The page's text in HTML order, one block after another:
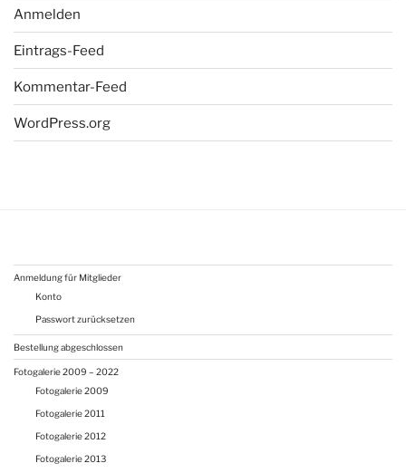
Anmelden
Eintrags-Feed
Kommentar-Feed
WordPress.org
Anmeldung für Mitglieder
Konto
Passwort zurücksetzen
Bestellung abgeschlossen
Fotogalerie 2009 – 2022
Fotogalerie 2009
Fotogalerie 2011
Fotogalerie 2012
Fotogalerie 2013